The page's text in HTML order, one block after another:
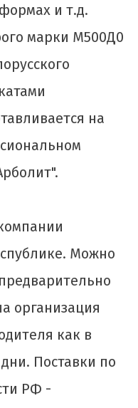
и т.д.
марки М500Д0
на
Можно
организация
как в
Поставки по
РФ -